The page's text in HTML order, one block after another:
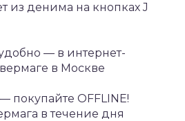
из денима на кнопках J
— в интернет-
в Москве
покупайте OFFLINE!
в течение дня